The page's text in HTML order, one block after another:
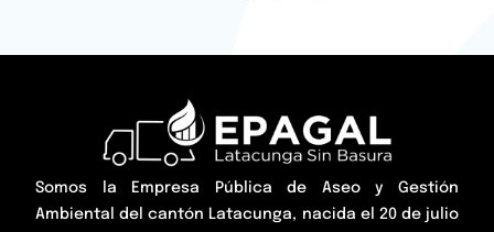
Somos la Empresa Pública de Aseo y Gestión
Ambiental del cantón Latacunga, nacida el 20 de julio